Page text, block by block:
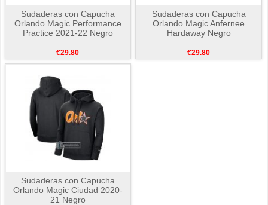
Sudaderas con Capucha
Orlando Magic Performance
Practice 2021-22 Negro
€29.80
Sudaderas con Capucha
Orlando Magic Anfernee
Hardaway Negro
€29.80
Sudaderas con Capucha
Orlando Magic Ciudad 2020-
21 Negro